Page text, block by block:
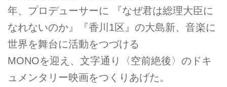
年、プロデューサーに 『なぜ君は総理大臣に
なれないのか』『香川1区』の大島新、音楽に
世界を舞台に活動をつづける
MONOを迎え、文字通り〈空前絶後〉のドキ
ュメンタリー映画をつくりあげた。